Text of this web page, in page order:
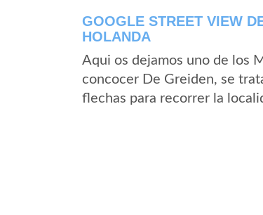
GOOGLE STREET VIEW
HOLANDA
Aqui os dejamos uno de los
concocer De Greiden, se
flechas para recorrer la